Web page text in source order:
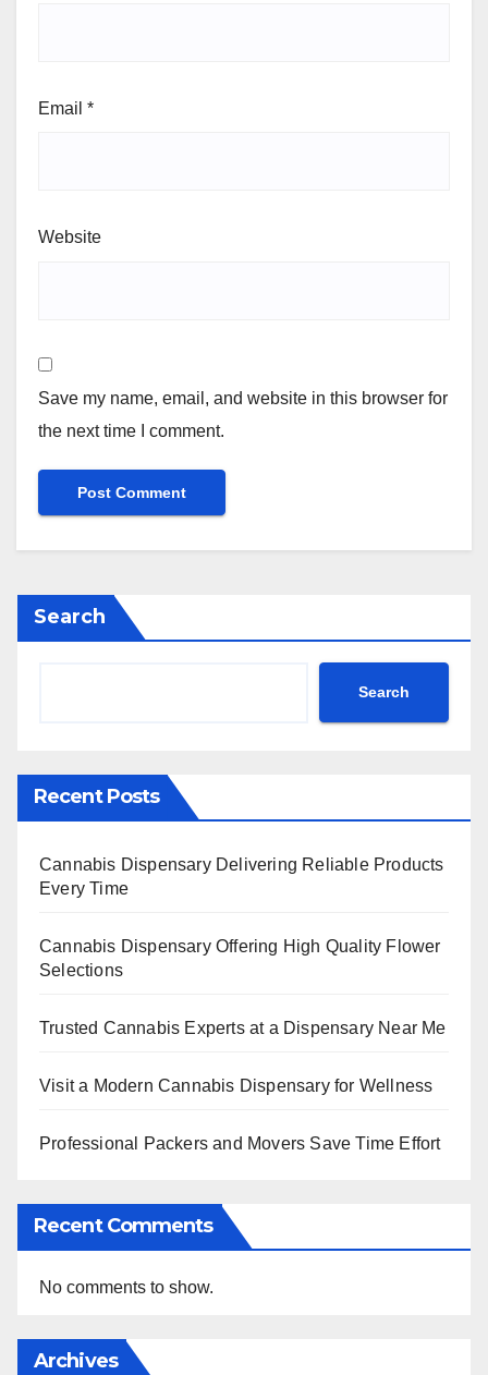
Email *
Website
Save my name, email, and website in this browser for
the next time I comment.
Search
Search
Recent Posts
Cannabis Dispensary Delivering Reliable Products
Every Time
Cannabis Dispensary Offering High Quality Flower
Selections
Trusted Cannabis Experts at a Dispensary Near Me
Visit a Modern Cannabis Dispensary for Wellness
Professional Packers and Movers Save Time Effort
Recent Comments
No comments to show.
Archives